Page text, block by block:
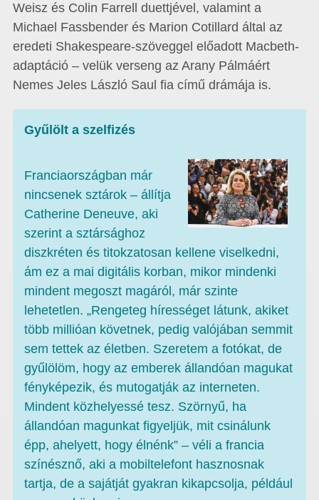
Weisz és Colin Farrell duettjével, valamint a
Michael Fassbender és Marion Cotillard által az
eredeti Shakespeare-szöveggel előadott Macbeth-
adaptáció – velük verseng az Arany Pálmáért
Nemes Jeles László Saul fia című drámája is.
Gyűlölt a szelfizés
Franciaországban már
nincsenek sztárok – állítja
Catherine Deneuve, aki
szerint a sztársághoz
diszkréten és titokzatosan kellene viselkedni,
ám ez a mai digitális korban, mikor mindenki
mindent megoszt magáról, már szinte
lehetetlen. „Rengeteg hírességet látunk, akiket
több millióan követnek, pedig valójában semmit
sem tettek az életben. Szeretem a fotókat, de
gyűlölöm, hogy az emberek állandóan magukat
fényképezik, és mutogatják az interneten.
Mindent közhelyessé tesz. Szörnyű, ha
állandóan magunkat figyeljük, mit csinálunk
épp, ahelyett, hogy élnénk” – véli a francia
színésznő, aki a mobiltelefont hasznosnak
tartja, de a sajátját gyakran kikapcsolja, például